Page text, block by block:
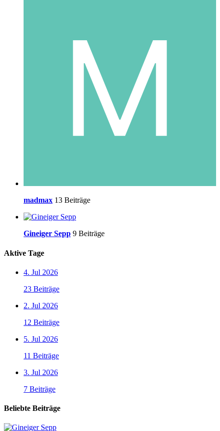
madmax 13 Beiträge
Gineiger Sepp 9 Beiträge
Aktive Tage
4. Jul 2026
23 Beiträge
2. Jul 2026
12 Beiträge
5. Jul 2026
11 Beiträge
3. Jul 2026
7 Beiträge
Beliebte Beiträge